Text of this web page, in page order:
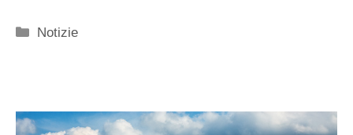
Categorie
Notizie